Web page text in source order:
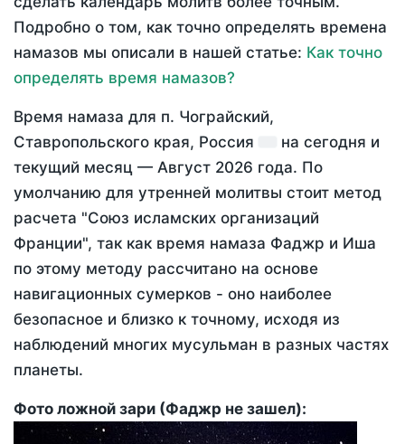
Подробно о том, как точно определять времена
намазов мы описали в нашей статье: Как точно
определять время намазов?
Время намаза для п. Чограйский,
Ставропольского края, Россия
на сегодня и
текущий месяц — Август 2026 года. По
умолчанию для утренней молитвы стоит метод
расчета "Союз исламских организаций
Франции", так как время намаза Фаджр и Иша
по этому методу рассчитано на основе
навигационных сумерков - оно наиболее
безопасное и близко к точному, исходя из
наблюдений многих мусульман в разных частях
планеты.
Фото ложной зари (Фаджр не зашел):